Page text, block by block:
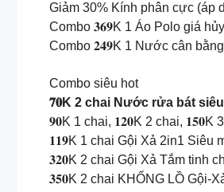
Giảm 30% Kính phân cực (áp
Combo 𝟑𝟔𝟗K 1 Áo Polo giá
Combo 𝟐𝟒𝟗K 1 Nước cân
Combo siêu hot
𝟕𝟎K 2 chai Nước rửa bát
𝟗𝟎K 1 chai, 𝟏𝟐𝟎K 2 chai, 𝟏𝟓𝟎K
𝟏𝟏𝟗K 1 chai Gội Xả 2in1 Siêu
𝟑𝟐𝟎K 2 chai Gội Xả Tắm tinh
𝟑𝟓𝟎K 2 chai KHỔNG LỒ Gội-